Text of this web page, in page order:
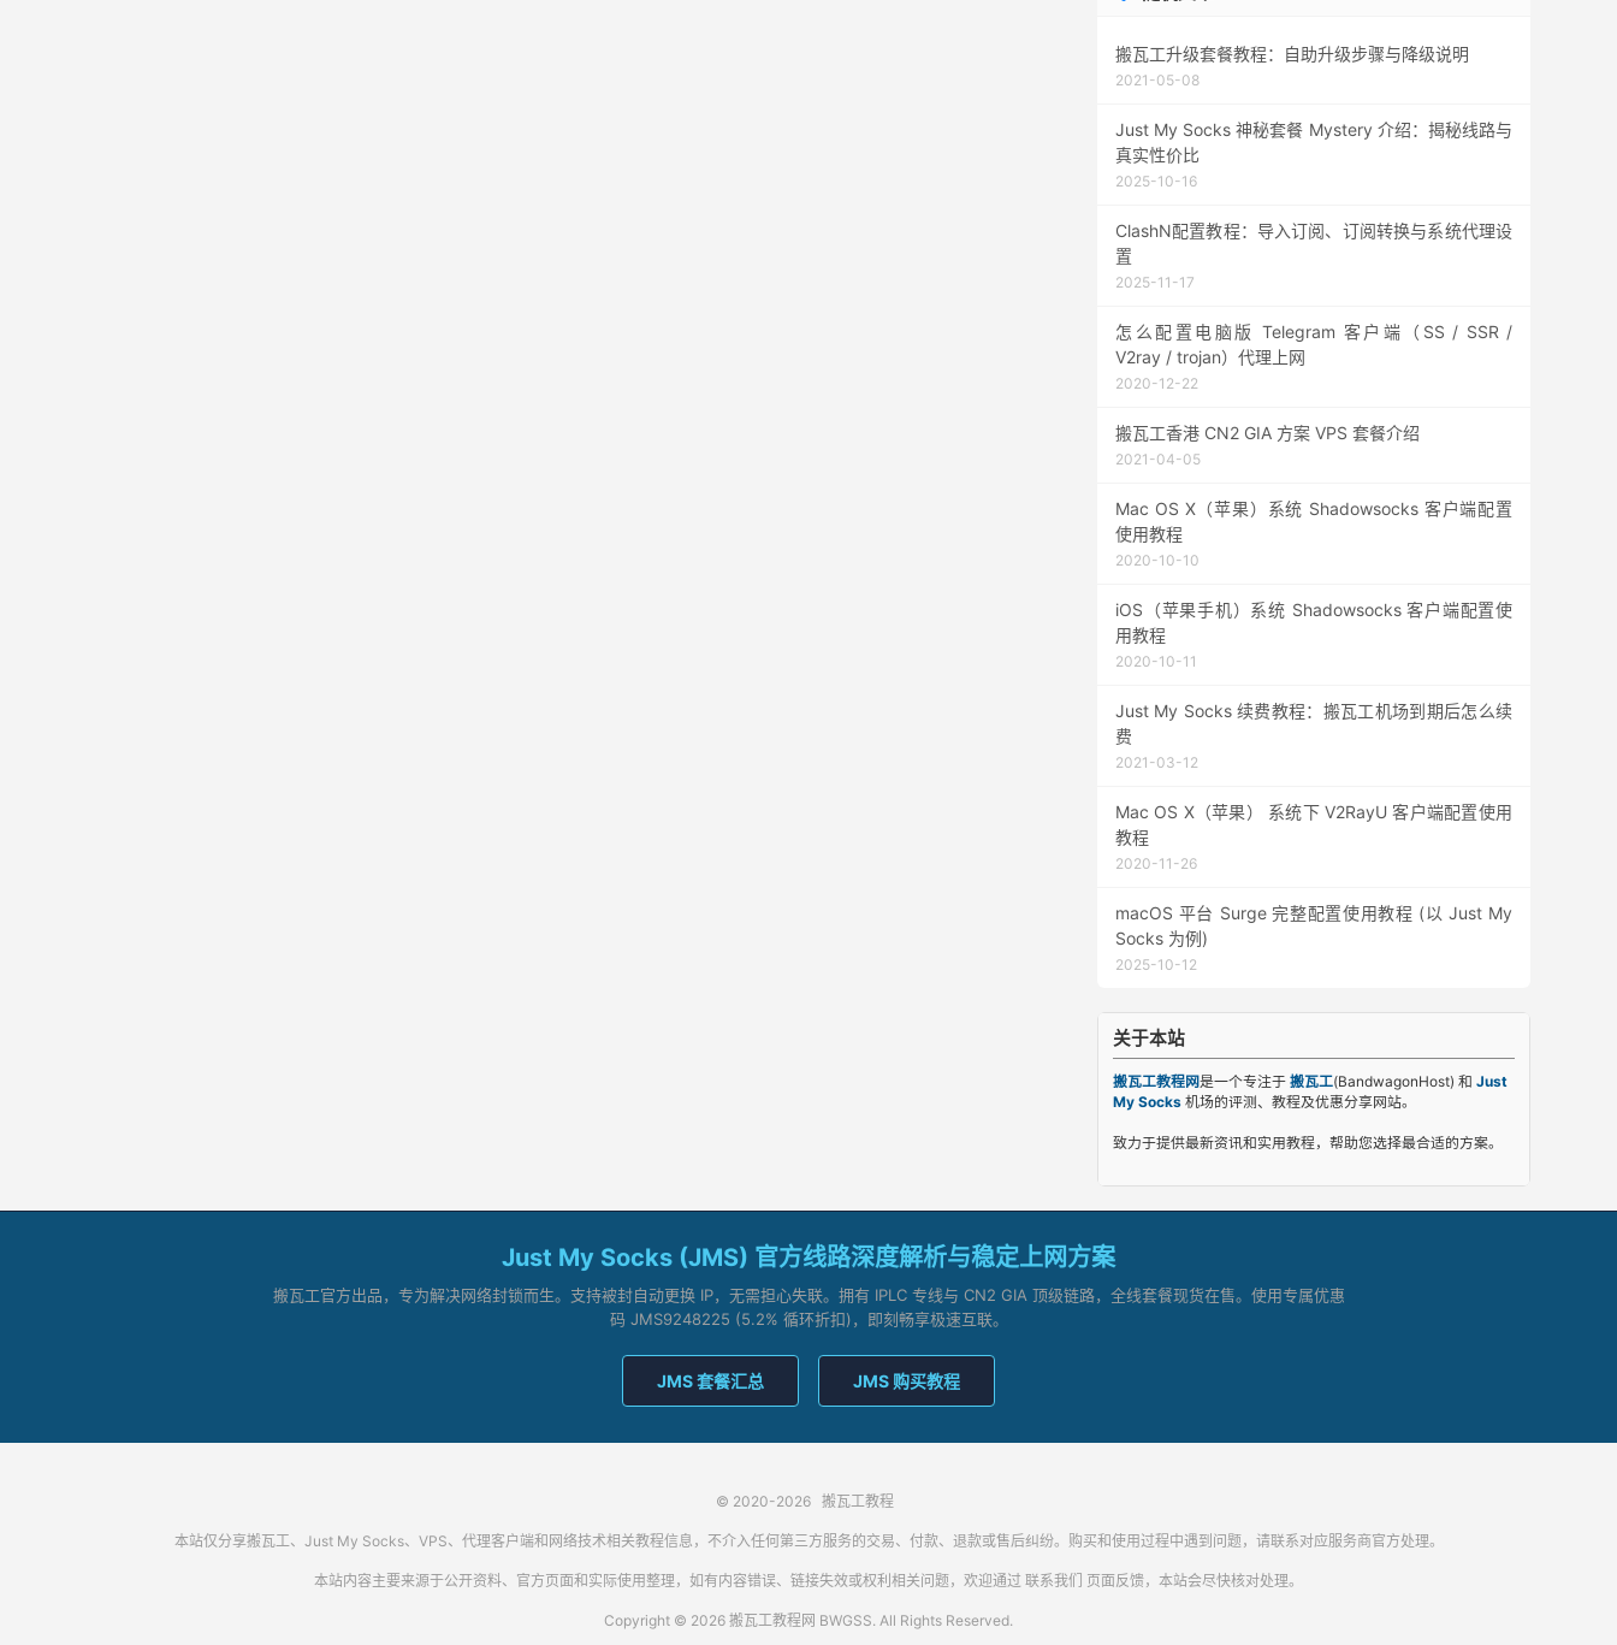
搬瓦工升级套餐教程：自助升级步骤与降级说明
2021-05-08
Just My Socks 神秘套餐 Mystery 介绍：揭秘线路与
真实性价比
2025-10-16
ClashN配置教程：导入订阅、订阅转换与系统代理设
置
2025-11-17
怎么配置电脑版 Telegram 客户端（SS / SSR /
V2ray / trojan）代理上网
2020-12-22
搬瓦工香港 CN2 GIA 方案 VPS 套餐介绍
2021-04-05
Mac OS X（苹果）系统 Shadowsocks 客户端配置
使用教程
2020-10-10
iOS（苹果手机）系统 Shadowsocks 客户端配置使
用教程
2020-10-11
Just My Socks 续费教程：搬瓦工机场到期后怎么续
费
2021-03-12
Mac OS X（苹果） 系统下 V2RayU 客户端配置使用
教程
2020-11-26
macOS 平台 Surge 完整配置使用教程 (以 Just My
Socks 为例)
2025-10-12
关于本站
搬瓦工教程网是一个专注于 搬瓦工(BandwagonHost) 和 Just
My Socks 机场的评测、教程及优惠分享网站。
致力于提供最新资讯和实用教程，帮助您选择最合适的方案。
Just My Socks (JMS) 官方线路深度解析与稳定上网方案
搬瓦工官方出品，专为解决网络封锁而生。支持被封自动更换 IP，无需担心失联。拥有 IPLC 专线与 CN2 GIA 顶级链路，全线套餐现货在售。使用专属优惠
码 JMS9248225 (5.2% 循环折扣)，即刻畅享极速互联。
JMS 套餐汇总 JMS 购买教程
© 2020-2026 搬瓦工教程
本站仅分享搬瓦工、Just My Socks、VPS、代理客户端和网络技术相关教程信息，不介入任何第三方服务的交易、付款、退款或售后纠纷。购买和使用过程中遇到问题，请联系对应服务商官方处理。
本站内容主要来源于公开资料、官方页面和实际使用整理，如有内容错误、链接失效或权利相关问题，欢迎通过 联系我们 页面反馈，本站会尽快核对处理。
Copyright © 2026 搬瓦工教程网 BWGSS. All Rights Reserved.